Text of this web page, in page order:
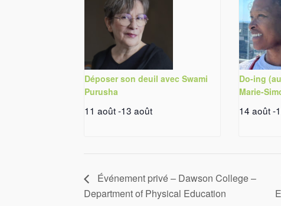
Déposer son deuil avec Swami
Purusha
11 août-13 août
Do-ing
Marie-
14 août-
Événement privé – Dawson College –
Department of Physical Education